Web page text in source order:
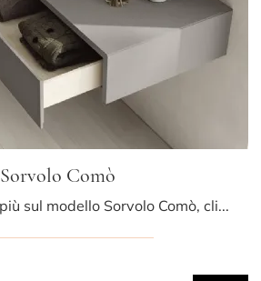
Sorvolo Comò
Se vuoi sapere di più sul modello Sorvolo Comò, clicca e scopri i Comodini e comò Fimar ideali per la tua zona notte.